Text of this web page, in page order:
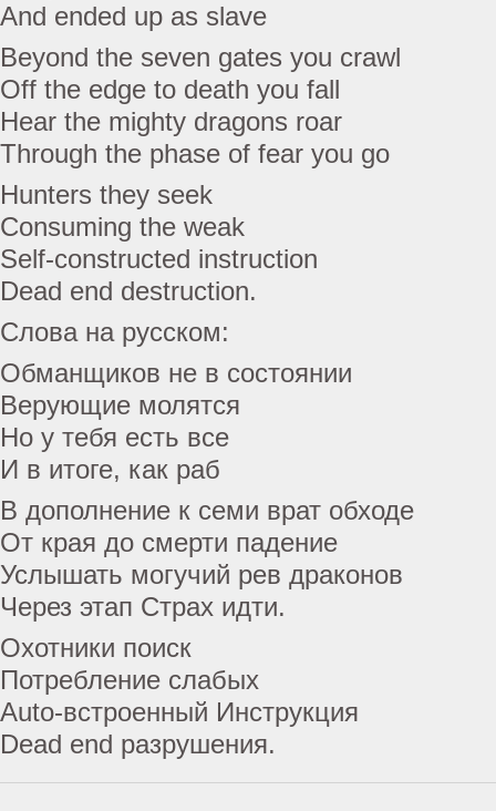
And ended up as slave
Beyond the seven gates you crawl
Off the edge to death you fall
Hear the mighty dragons roar
Through the phase of fear you go
Hunters they seek
Consuming the weak
Self-constructed instruction
Dead end destruction.
Слова на русском:
Обманщиков не в состоянии
Верующие молятся
Но у тебя есть все
И в итоге, как раб
В дополнение к семи врат обходе
От края до смерти падение
Услышать могучий рев драконов
Через этап Страх идти.
Охотники поиск
Потребление слабых
Auto-встроенный Инструкция
Dead end разрушения.